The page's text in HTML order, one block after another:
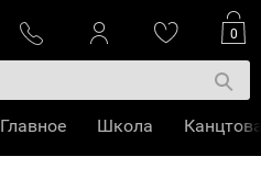
0
Главное Школа